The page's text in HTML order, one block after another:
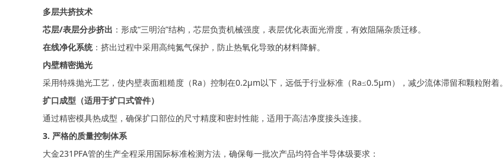
多层共挤技术
芯层/表层分步挤出 ：形成“三明治”结构，芯层负责机械强度，表层优化表面光滑度，有效阻隔杂质迁移。
在线净化系统 ：挤出过程中采用高纯氮气保护，防止热氧化导致的材料降解。
内壁精密抛光
采用特殊抛光工艺，使内壁表面粗糙度（Ra）控制在0.2μm以下，远低于行业标准（Ra≤0.5μm），减少流体滞留和颗粒附着。
扩口成型（适用于扩口式管件）
通过精密模具热成型，确保扩口部位的尺寸精度和密封性能，适用于高洁净度接头连接。
3. 严格的质量控制体系
大金231PFA管的生产全程采用国际标准检测方法，确保每一批次产品均符合半导体级要求：